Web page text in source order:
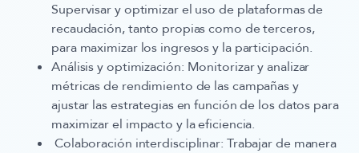
Supervisar y optimizar el uso de plataformas de
recaudación, tanto propias como de terceros,
para maximizar los ingresos y la participación.
Análisis y optimización: Monitorizar y analizar
métricas de rendimiento de las campañas y
ajustar las estrategias en función de los datos para
maximizar el impacto y la eficiencia.
Colaboración interdisciplinar: Trabajar de manera